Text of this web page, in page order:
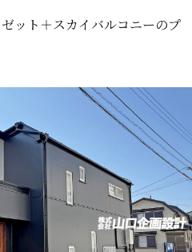
ット＋スカイバルコニーのプ